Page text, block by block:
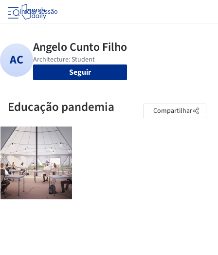
Iniciar sessão
Seguir
Educação pandemia Compartilhar